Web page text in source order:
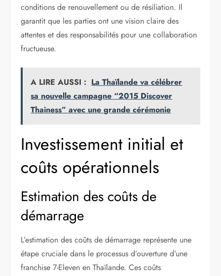
conditions de renouvellement ou de résiliation. Il
garantit que les parties ont une vision claire des
attentes et des responsabilités pour une collaboration
fructueuse.
A LIRE AUSSI : La Thaïlande va célébrer
sa nouvelle campagne “2015 Discover
Thainess” avec une grande cérémonie
Investissement initial et
coûts opérationnels
Estimation des coûts de
démarrage
L’estimation des coûts de démarrage représente une
étape cruciale dans le processus d’ouverture d’une
franchise 7-Eleven en Thaïlande. Ces coûts